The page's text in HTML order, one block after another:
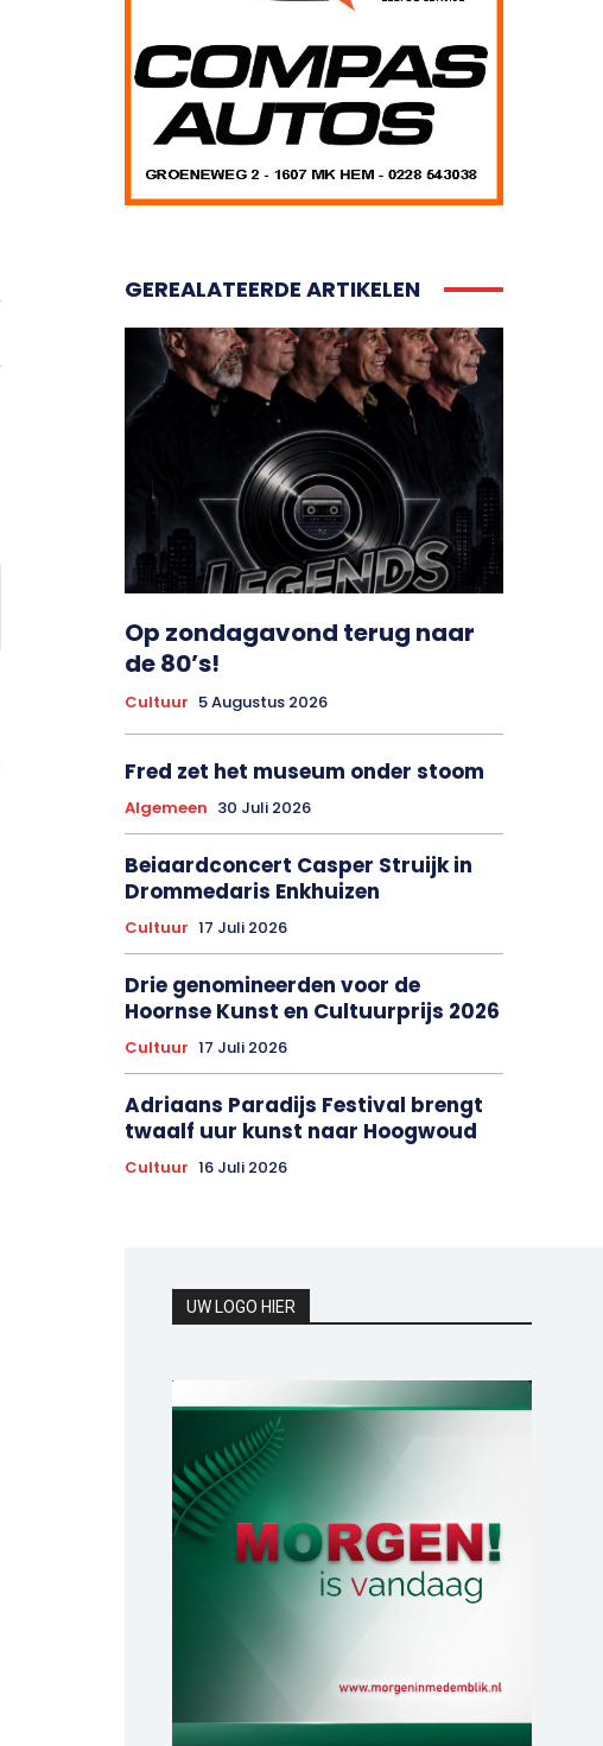
GEREALATEERDE ARTIKELEN
Op zondagavond terug naar
de 80’s!
Cultuur 5 Augustus 2026
Fred zet het museum onder stoom
Algemeen 30 Juli 2026
Beiaardconcert Casper Struijk in
Drommedaris Enkhuizen
Cultuur 17 Juli 2026
Drie genomineerden voor de
Hoornse Kunst en Cultuurprijs 2026
Cultuur 17 Juli 2026
Adriaans Paradijs Festival brengt
twaalf uur kunst naar Hoogwoud
Cultuur 16 Juli 2026
UW LOGO HIER